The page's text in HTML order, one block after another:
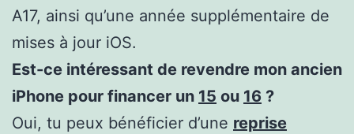
A17, ainsi qu’une année supplémentaire de
mises à jour iOS.
Est-ce intéressant de revendre mon ancien
iPhone pour financer un 15 ou 16 ?
Oui, tu peux bénéficier d’une reprise